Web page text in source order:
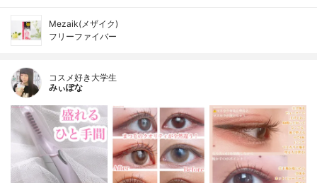
Mezaik(メザイク)
フリーファイバー
コスメ好き大学生
みぃぽな